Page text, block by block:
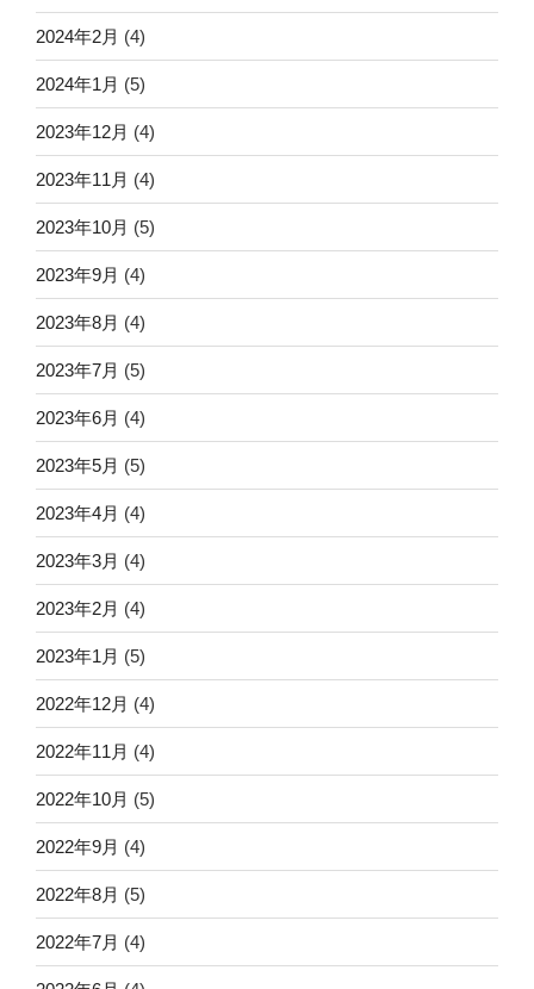
2024年2月 (4)
2024年1月 (5)
2023年12月 (4)
2023年11月 (4)
2023年10月 (5)
2023年9月 (4)
2023年8月 (4)
2023年7月 (5)
2023年6月 (4)
2023年5月 (5)
2023年4月 (4)
2023年3月 (4)
2023年2月 (4)
2023年1月 (5)
2022年12月 (4)
2022年11月 (4)
2022年10月 (5)
2022年9月 (4)
2022年8月 (5)
2022年7月 (4)